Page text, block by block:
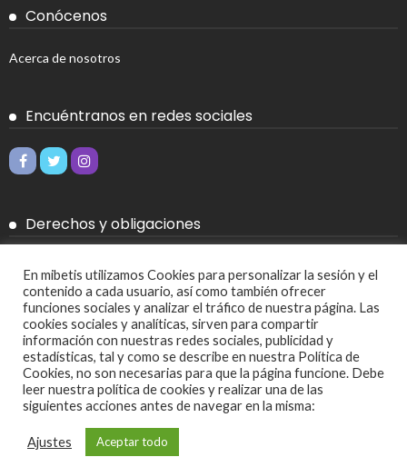
Conócenos
Acerca de nosotros
Encuéntranos en redes sociales
Derechos y obligaciones
Política de Cookies
Política de privacidad
Más
Ajustes de cookies
En mibetis utilizamos Cookies para personalizar la sesión y el
contenido a cada usuario, así como también ofrecer
funciones sociales y analizar el tráfico de nuestra página. Las
cookies sociales y analíticas, sirven para compartir
información con nuestras redes sociales, publicidad y
estadísticas, tal y como se describe en nuestra Política de
Cookies, no son necesarias para que la página funcione. Debe
leer nuestra política de cookies y realizar una de las
siguientes acciones antes de navegar en la misma:
Ajustes Aceptar todo